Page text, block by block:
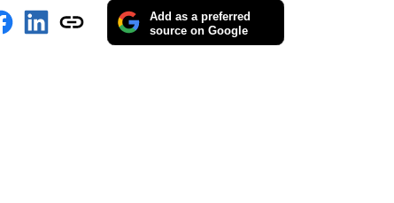
Add as a preferred
source on Google